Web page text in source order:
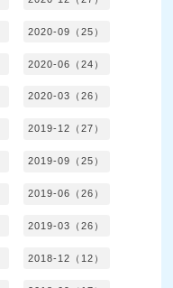
2020-09（25）
2020-06（24）
2020-03（26）
2019-12（27）
2019-09（25）
2019-06（26）
2019-03（26）
2018-12（12）